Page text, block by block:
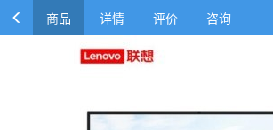
商品 详情 评价 咨询